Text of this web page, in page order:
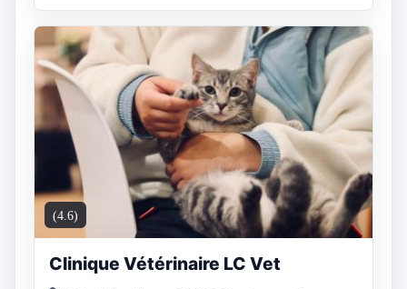
(4.6)
Clinique Vétérinaire LC Vet